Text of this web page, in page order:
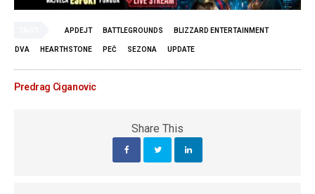
APDEJT BATTLEGROUNDS BLIZZARD ENTERTAINMENT
DVA HEARTHSTONE PEČ SEZONA UPDATE
Predrag Ciganovic
Share This